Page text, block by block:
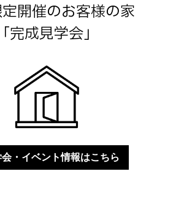
開催のお客様の家
「完成見学会」
会・イベント情報はこちら